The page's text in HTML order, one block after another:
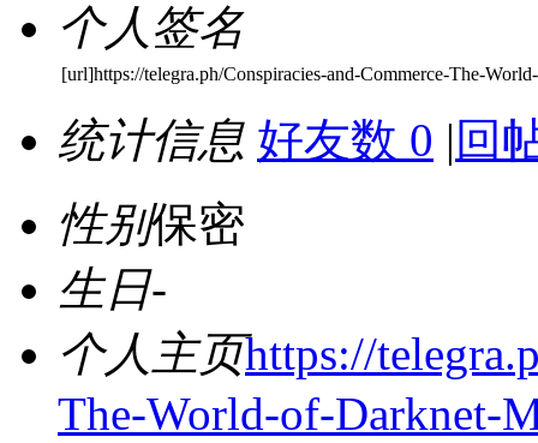
个人签名
[url]https://telegra.ph/Conspiracies-and-Commerce-The-
统计信息 好友数 0 | 回
性别保密
生日-
个人主页https://
The-World-of-Darknet-